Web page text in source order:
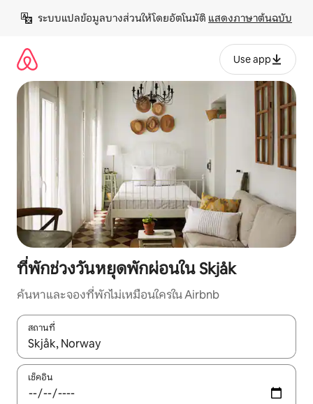
เนื้อหา
ระบบแปลข้อมูลบางส่วนให้โดยอัตโนมัติ แสดงภาษาต้นฉบับ
Use app
ที่พักช่วงวันหยุดพักผ่อนใน Skjåk
ค้นหาและจองที่พักไม่เหมือนใครใน Airbnb
สถานที่
ใช้ลูกศรขึ้นลง หรือใช้การสัมผัสหรือปัด เพื่อสำรวจผลการค้นหา
เช็คอิน